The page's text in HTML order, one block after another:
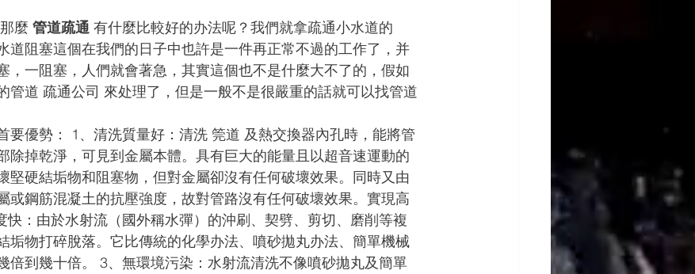
麼 管道疏通 有什麼比較好的办法呢？我們就拿疏通小水道的
道阻塞這個在我們的日子中也許是一件再正常不過的工作了，并
，一阻塞，人們就會著急，其實這個也不是什麼大不了的，假如
管道 疏通公司 來处理了，但是一般不是很嚴重的話就可以找管道
優勢： 1、清洗質量好：清洗 筦道 及熱交換器內孔時，能將管
除掉乾淨，可見到金屬本體。具有巨大的能量且以超音速運動的
堅硬結垢物和阻塞物，但對金屬卻沒有任何破壞效果。同時又由
或鋼筋混凝土的抗壓強度，故對管路沒有任何破壞效果。實現高
快：由於水射流（國外稱水彈）的沖刷、契劈、剪切、磨削等複
垢物打碎脫落。它比傳統的化學办法、噴砂拋丸办法、簡單機械
倍到幾十倍。 3、無環境污染：水射流清洗不像噴砂拋丸及簡單